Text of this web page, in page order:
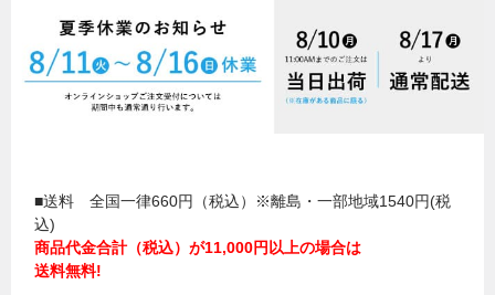
■送料 全国一律660円（税込）※離島・一部地域1540円(税
込)
商品代金合計（税込）が11,000円以上の場合は
送料無料!